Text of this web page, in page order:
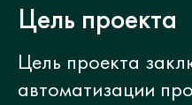
Цель проекта
Цель проекта
автоматизации